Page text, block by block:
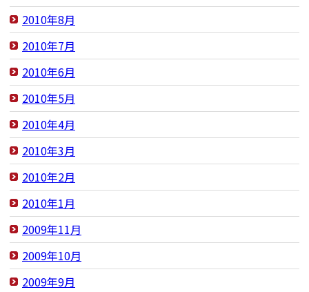
2010年8月
2010年7月
2010年6月
2010年5月
2010年4月
2010年3月
2010年2月
2010年1月
2009年11月
2009年10月
2009年9月